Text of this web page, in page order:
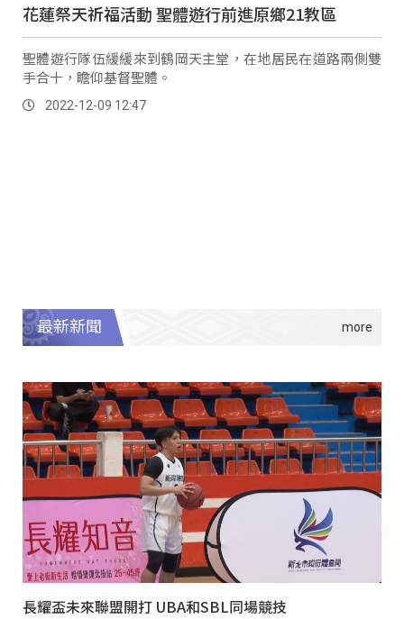
花蓮祭天祈福活動 聖體遊行前進原鄉21教區
聖體遊行隊伍緩緩來到鶴岡天主堂，在地居民在道路兩側雙
手合十，瞻仰基督聖體。
2022-12-09 12:47
最新新聞
長耀盃未來聯盟開打 UBA和SBL同場競技